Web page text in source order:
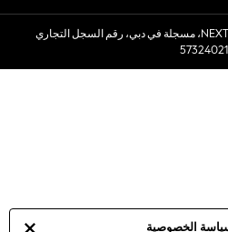
الخصوصية
© 2026 NEXT General Trading FZE، مسجلة في دبي، رقم السجل التجاري
57324021